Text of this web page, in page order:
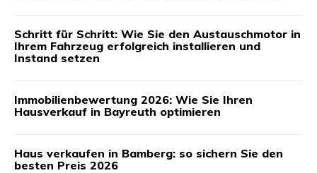
Schritt für Schritt: Wie Sie den Austauschmotor in
Ihrem Fahrzeug erfolgreich installieren und
Instand setzen
Immobilienbewertung 2026: Wie Sie Ihren
Hausverkauf in Bayreuth optimieren
Haus verkaufen in Bamberg: so sichern Sie den
besten Preis 2026